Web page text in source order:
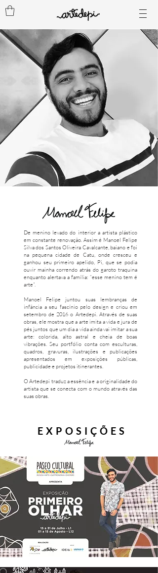
De menino levado do interior a artista plástico
em constante renovação. Assim é Manoel Felipe
Silva dos Santos Oliveira Cavalcante, baiano e foi
na pequena cidade de Catu, onde cresceu e
ganhou seu primeiro apelido, Pi, que se podia
ouvir mainha correndo atrás do garoto traquina
enquanto alertava a família: “esse menino tem é
arte”.
Manoel Felipe juntou suas lembranças de
infância a seu fascínio pelo design e criou em
setembro de 2016 o Artedepi. Através de suas
obras, ele mostra que a arte imita a vida e jura de
pés juntos que um dia a vida ainda vai imitar a sua
arte: colorida, alto astral e cheia de boas
vibrações. Seu portfólio conta com esculturas,
quadros, gravuras, ilustrações e publicações
apresentados em exposições públicas,
publicidade e projetos itinerantes.
O Artedepi traduz a essência e a originalidade do
artista que se conecta com o mundo através das
suas obras.
EXPOSIÇÕES